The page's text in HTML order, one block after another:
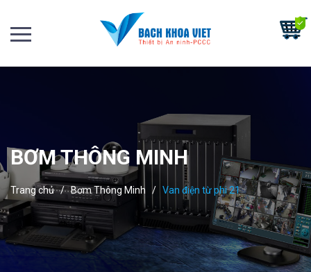
BƠM THÔNG MINH
Trang chủ / Bơm Thông Minh / Van điện từ phi 21